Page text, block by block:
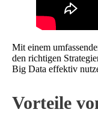
Mit einem
den richtigen
Big Data effektiv
Vorteile